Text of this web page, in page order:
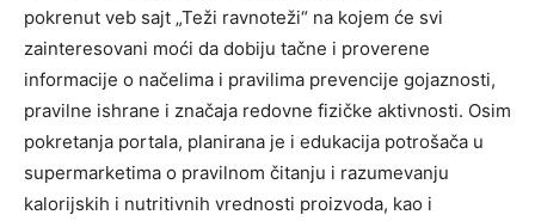
pokrenut veb sajt „Teži ravnoteži“ na kojem će svi
zainteresovani moći da dobiju tačne i proverene
informacije o načelima i pravilima prevencije gojaznosti,
pravilne ishrane i značaja redovne fizičke aktivnosti. Osim
pokretanja portala, planirana je i edukacija potrošača u
supermarketima o pravilnom čitanju i razumevanju
kalorijskih i nutritivnih vrednosti proizvoda, kao i